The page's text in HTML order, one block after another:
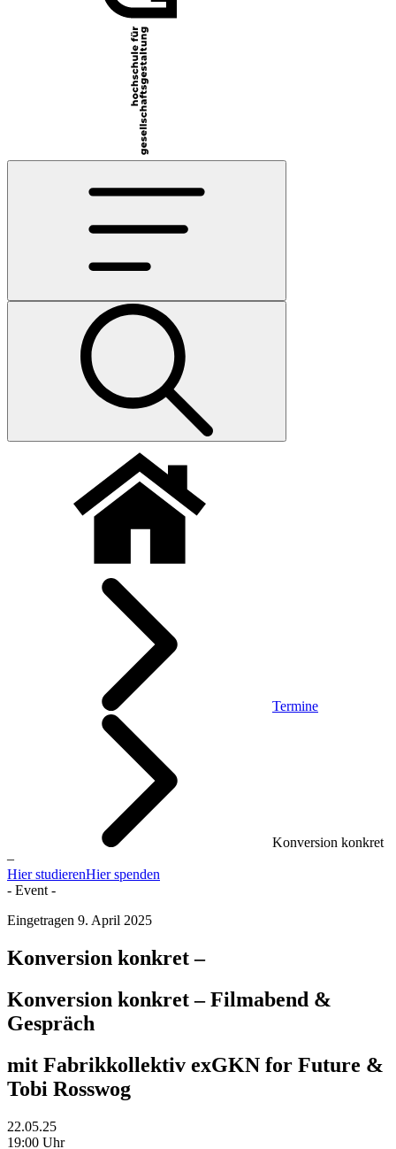
Termine
Konversion konkret
–
Hier studierenHier spenden
- Event -
Eingetragen 9. April 2025
Konversion konkret –
Konversion konkret – Filmabend &
Gespräch
mit Fabrikkollektiv exGKN for Future &
Tobi Rosswog
22.05.25
19:00 Uhr